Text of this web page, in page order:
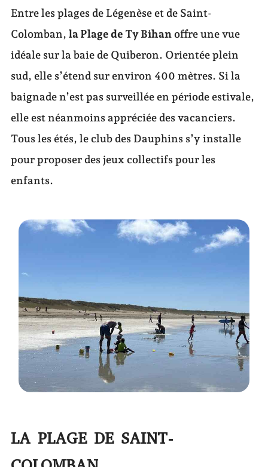
Entre les plages de Légenèse et de Saint-
Colomban, la Plage de Ty Bihanoffre une vue
idéale sur la baie de Quiberon. Orientée plein
sud, elle s’étend sur environ 400 mètres. Si la
baignade n’est pas surveillée en période estivale,
elle est néanmoins appréciée des vacanciers.
Tous les étés, le club des Dauphins s’y installe
pour proposer des jeux collectifs pour les
enfants.
LA PLAGE DE SAINT-